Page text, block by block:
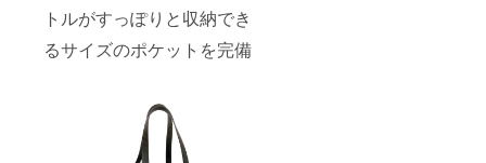
トルがすっぽりと収納でき
るサイズのポケットを完備